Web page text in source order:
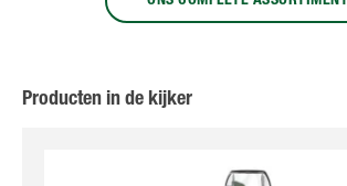
Producten in de kijker